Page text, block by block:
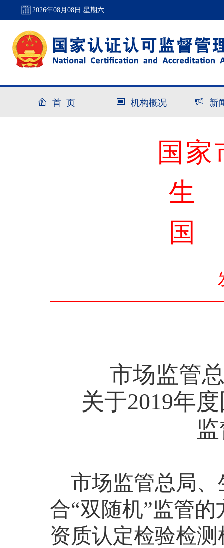
2026年08月08日 星期六
首 页 机构概况 新
国
生
国
市场监管
关于2019年
市场监管总局
合“双随机”监管
资质认定检验检